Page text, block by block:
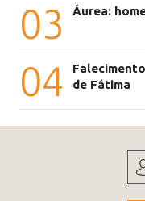
03 Áurea:
04
de Fátima